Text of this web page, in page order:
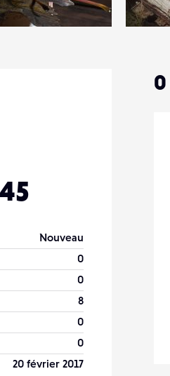
4
Nouveau
0
0
8
0
0
20 février 2017
0